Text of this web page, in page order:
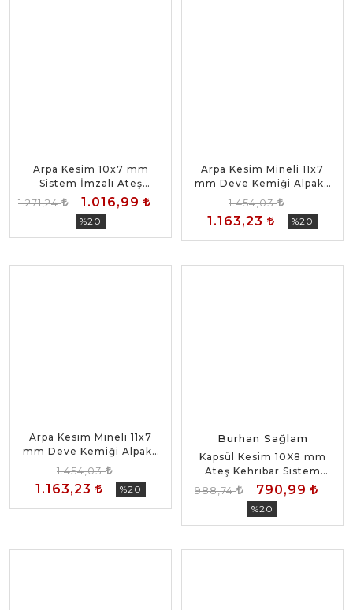
Arpa Kesim 10x7 mm
Sistem İmzalı Ateş
Kehribar Püsküllü Tesbih
1.271,24 1.016,99
%20
Arpa Kesim Mineli 11x7
mm Deve Kemiği Alpaka
Püsküllü Tesbih
1.454,03
1.163,23 %20
Arpa Kesim Mineli 11x7
mm Deve Kemiği Alpaka
Püsküllü Tesbih
1.454,03
1.163,23 %20
Burhan Sağlam
Kapsül Kesim 10X8 mm
Ateş Kehribar Sistem
Püsküllü Tesbih
988,74 790,99
%20